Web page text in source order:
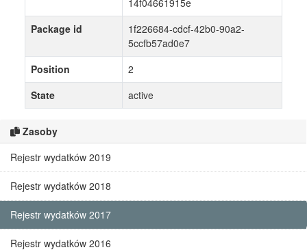
Zasoby
Rejestr wydatków 2019
Rejestr wydatków 2018
Rejestr wydatków 2017
Rejestr wydatków 2016
14f04661915e
Package id
1f226684-cdcf-42b0-90a2-
5ccfb57ad0e7
Position
2
State
active